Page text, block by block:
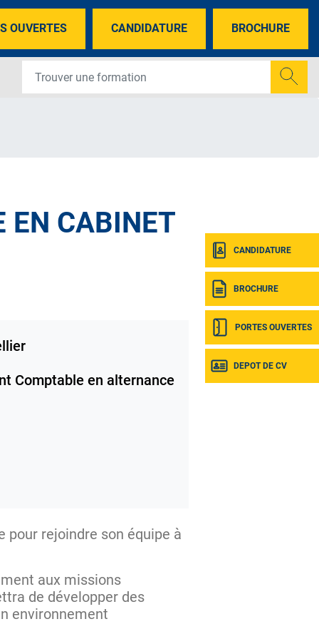
OUVERTES CANDIDATURE BROCHURE
CANDIDATURE
BROCHURE
PORTES OUVERTES
DEPOT DE CV
EN CABINET
Comptable en alternance
pour rejoindre son équipe à
aux missions
de développer des
environnement